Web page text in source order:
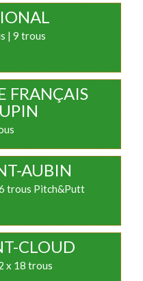
| 9 trous
FRANÇAIS
AUBIN
trous Pitch&Putt
CLOUD
x 18 trous